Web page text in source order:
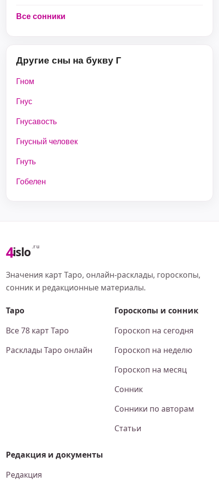
Все сонники
Другие сны на букву Г
Гном
Гнус
Гнусавость
Гнусный человек
Гнуть
Гобелен
4islo .ru
Значения карт Таро, онлайн-расклады, гороскопы,
сонник и редакционные материалы.
Таро
Все 78 карт Таро
Расклады Таро онлайн
Гороскопы и сонник
Гороскоп на сегодня
Гороскоп на неделю
Гороскоп на месяц
Сонник
Сонники по авторам
Статьи
Редакция и документы
Редакция